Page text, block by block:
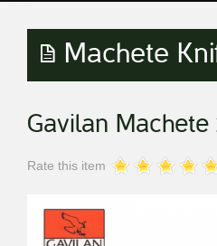
Machete
Gavilan Machete
Rate this item